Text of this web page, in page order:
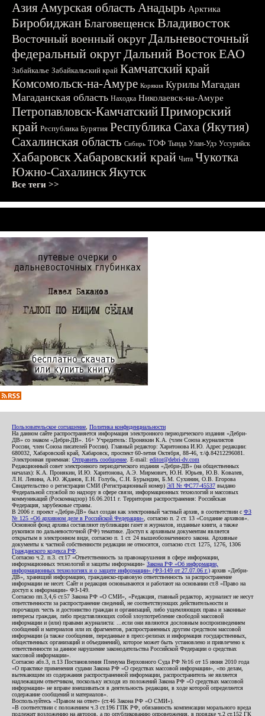
АзияАмурская область Анадырь Арктика
БиробиджанБлаговещенскВладивосток
Восточный военный округДальневосточный
федеральный округДальний ВостокЕАО
Забайкалье Забайкальский край Камчатский край
Комсомольск-на-Амуре Корякия Курилы Магадан
Магаданская область Находка Николаевск-на-Амуре
Петропавловск-КамчатскийПриморский
край Республика Бурятия Республика Саха (Якутия)
Сахалинская область Сибирь ТОФ Тында Улан-Удэ Уссурийск
ХабаровскХабаровский край Чита Чукотка
Южно-СахалинскЯкутск
Все теги >>
Пользовательское соглашение Политика конфиденциальности
На данном сайте распространяется информация электронного периодического издания «Дебри-
ДВ» со знаком «Дебри-ДВ». 16+ Учредитель: Пронякин К.А. (член Союза журналистов
России, член Союза писателей России). Главный редактор: Харитонова И.Ю. Адрес редакции:
680032, Хабаровский край, Хабаровск, проспект 60-летия Октября, 88-46, т./ф.84212296081.
Электронная приемная: Отправить сообщение . E-mail: editor@debri-dv.com
Редакционный совет электронного периодического издания «Дебри-ДВ» (на общественных
началах): К.А. Пронякин, И.Ю. Харитонова, А.Э. Мирмович, Ю.Н. Юрьев, Ю.В. Ковалев,
Л.Н. Левина, А.Ю. Жданов, Е.Н. Голубь, С.Н. Бурындин, Б.М. Сухинин, О.В. Егорова
Свидетельство о регистрации СМИ (Регистрационный номер) ЭЛ № ФС77-45537 выдано
Федеральной службой по надзору в сфере связи, информационных технологий и массовых
коммуникаций (Роскомнадзор) 16.06.2011 г. Территория распространения: Российская
Федерация, зарубежные страны.
В 2006 г. проект «Дебри-ДВ» был создан как электронный частный архив, в соответствии с ФЗ
№ 125 «Об архивном деле в Российской Федерации» , согласно п. 2 ст. 13 «Создание архивов».
Основной фонд архива составляют публикации газет и журналов, изданные книги, а также
рукописи по дальневосточной (РФ) тематике. Доступ к архивным документам является
открытым в электронном виде, согласно п. 1 ст. 24 вышеобозначенного закона. Архивные
документы к частной собственности редакции не относятся, согласно ст.ст. 1275, 1276, 1306
Гражданского кодекса РФ
Согласно ч.2. п.3. ст.17 «Ответственность за правонарушения в сфере информации,
информационных технологий и защиты информации» Закона РФ «Об информации,
информационных технологиях и о защите информации» (ФЗ-149 от 27.07.06 г.) архив «Дебри-
ДВ», хранящий информацию, гражданско-правовую ответственность за распространение
информации не несет. Сайт и редакция основываются и работают на основании ст.8 «Право на
доступ к информации» ФЗ-149.
Согласно пп.3,4,6 ст.57 Закона РФ «О СМИ», «Редакция, главный редактор, журналист не несут
ответственности за распространение сведений, не соответствующих действительности и
порочащих честь и достоинство граждан и организаций, либо ущемляющих права и законные
интересы граждан, либо представляющих собой злоупотребление свободой массовой
информации и (или) правами журналиста: ...если они являются дословным воспроизведением
сообщений и материалов или их фрагментов, распространенных другим средством массовой
информации (а также сообщения, переданные в пресс-релизах и информация государственных,
общественных организаций и объединений), которое может быть установлено и привлечено к
ответственности за данное нарушение законодательства Российской Федерации о средствах
массовой информации».
Согласно абз.3, п.13 Постановления Пленума Верховного Суда РФ №16 от 15 июня 2010 года
«О практике применения судами Закона РФ «О средствах массовой информации», «по делам,
вытекающим из содержания распространенной информации, распространитель не является
надлежащим ответчиком, поскольку исходя из положений Закона РФ «О средствах массовой
информации» не вправе вмешиваться в деятельность редакции, в ходе которой определяется
содержание сообщений и материалов».
Воспользуйтесь «Правом на ответ» (ст.46 Закона РФ «О СМИ»).
«В соответствии с положением ч.3 ст.196 ГПК РФ, обязанность компенсации морального вреда
подлежит возложению на авторов, а по опубликованию опровержения, в порядке ч.2 ст.152 ГК